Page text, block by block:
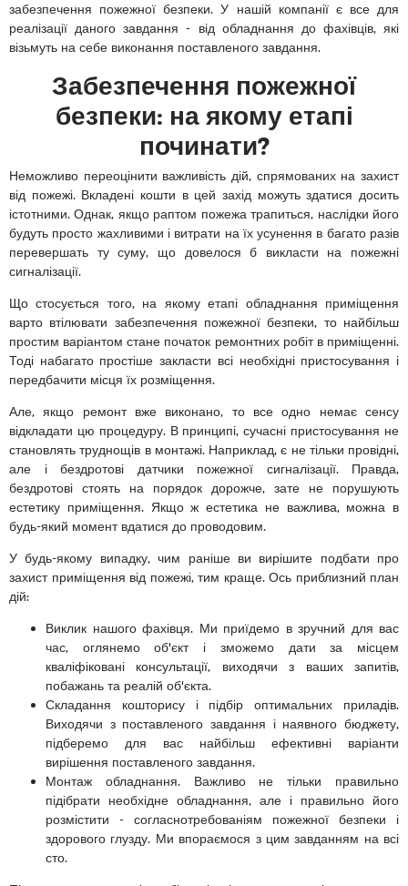
забезпечення пожежної безпеки. У нашій компанії є все для
реалізації даного завдання - від обладнання до фахівців, які
візьмуть на себе виконання поставленого завдання.
Забезпечення пожежної
безпеки: на якому етапі
починати?
Неможливо переоцінити важливість дій, спрямованих на захист
від пожежі. Вкладені кошти в цей захід можуть здатися досить
істотними. Однак, якщо раптом пожежа трапиться, наслідки його
будуть просто жахливими і витрати на їх усунення в багато разів
перевершать ту суму, що довелося б викласти на пожежні
сигналізації.
Що стосується того, на якому етапі обладнання приміщення
варто втілювати забезпечення пожежної безпеки, то найбільш
простим варіантом стане початок ремонтних робіт в приміщенні.
Тоді набагато простіше закласти всі необхідні пристосування і
передбачити місця їх розміщення.
Але, якщо ремонт вже виконано, то все одно немає сенсу
відкладати цю процедуру. В принципі, сучасні пристосування не
становлять труднощів в монтажі. Наприклад, є не тільки провідні,
але і бездротові датчики пожежної сигналізації. Правда,
бездротові стоять на порядок дорожче, зате не порушують
естетику приміщення. Якщо ж естетика не важлива, можна в
будь-який момент вдатися до проводовим.
У будь-якому випадку, чим раніше ви вирішите подбати про
захист приміщення від пожежі, тим краще. Ось приблизний план
дій:
Виклик нашого фахівця. Ми приїдемо в зручний для вас
час, оглянемо об'єкт і зможемо дати за місцем
кваліфіковані консультації, виходячи з ваших запитів,
побажань та реалій об'єкта.
Складання кошторису і підбір оптимальних приладів.
Виходячи з поставленого завдання і наявного бюджету,
підберемо для вас найбільш ефективні варіанти
вирішення поставленого завдання.
Монтаж обладнання. Важливо не тільки правильно
підібрати необхідне обладнання, але і правильно його
розмістити - согласнотребованіям пожежної безпеки і
здорового глузду. Ми впораємося з цим завданням на всі
сто.